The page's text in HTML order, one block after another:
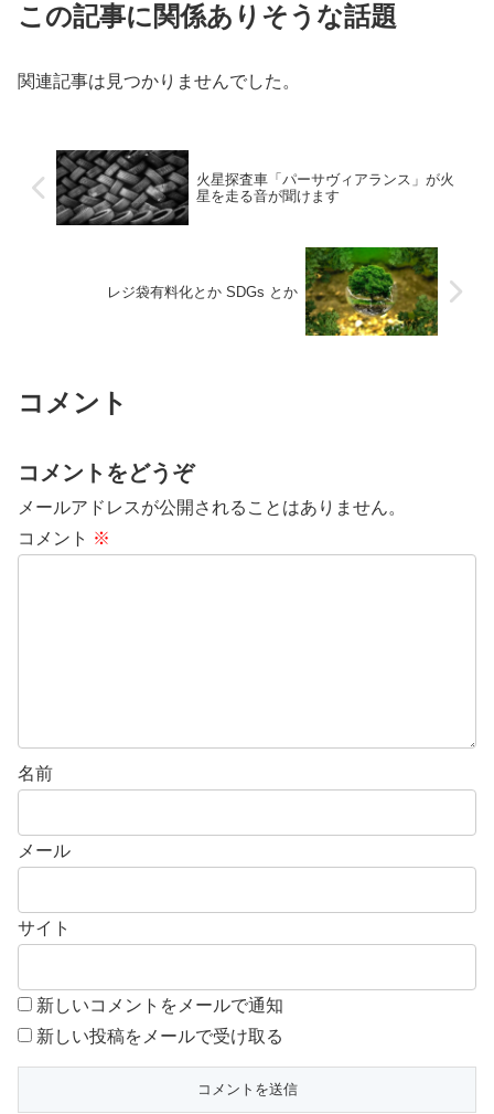
この記事に関係ありそうな話題
関連記事は見つかりませんでした。
火星探査車「パーサヴィアランス」が火
星を走る音が聞けます
レジ袋有料化とか SDGs とか
コメント
コメントをどうぞ
メールアドレスが公開されることはありません。
コメント ※
名前
メール
サイト
新しいコメントをメールで通知
新しい投稿をメールで受け取る